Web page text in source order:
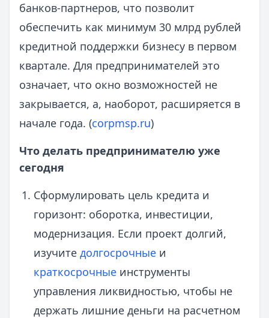
банков-партнеров, что позволит
обеспечить как минимум 30 млрд рублей
кредитной поддержки бизнесу в первом
квартале. Для предпринимателей это
означает, что окно возможностей не
закрывается, а, наоборот, расширяется в
начале года. (corpmsp.ru)
Что делать предпринимателю уже
сегодня
Сформулировать цель кредита и
горизонт: оборотка, инвестиции,
модернизация. Если проект долгий,
изучите долгосрочные и
краткосрочные инструменты
управления ликвидностью, чтобы не
держать лишние деньги на расчетном